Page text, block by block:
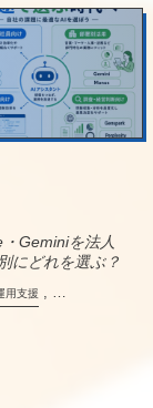
Geminiを法人
にどれを選ぶ？
用支援 , …